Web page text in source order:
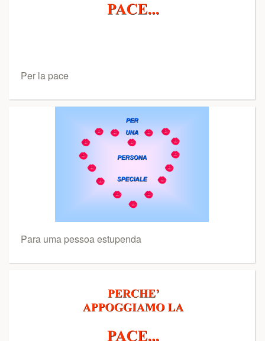
Per la pace
Para uma pessoa estupenda